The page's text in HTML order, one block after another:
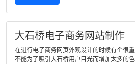
大石桥电子商务网站制作
在进行电子商务网页外观设计的时候有个很
不能为了吸引大石桥用户目光而增加太多的